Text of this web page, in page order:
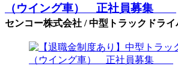
（ウイング車） 正社員募集
センコー株式会社 / 中型トラックドライ